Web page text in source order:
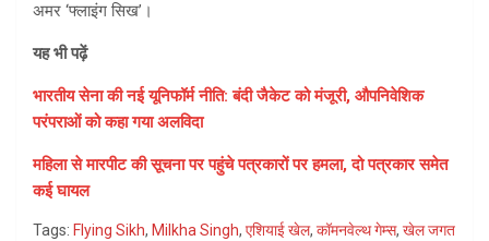
अमर ‘फ्लाइंग सिख’।
यह भी पढ़ें
भारतीय सेना की नई यूनिफॉर्म नीति: बंदी जैकेट को मंजूरी, औपनिवेशिक
परंपराओं को कहा गया अलविदा
महिला से मारपीट की सूचना पर पहुंचे पत्रकारों पर हमला, दो पत्रकार समेत
कई घायल
Tags: Flying Sikh, Milkha Singh, एशियाई खेल, कॉमनवेल्थ गेम्स, खेल जगत